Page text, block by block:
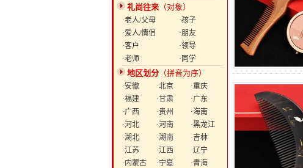
礼尚往来 （对象）
·老人/父母
·孩子
·爱人/情侣
·朋友
·客户
·领导
·老师
·同学
地区划分 （拼音为序）
·安徽 ·北京
·重庆
·福建
·甘肃
·广东
·广西
·贵州
·海南
·河北
·河南
·黑龙江
·湖北
·湖南
·吉林
·江苏
·江西
·辽宁
·内蒙古
·宁夏
·青海